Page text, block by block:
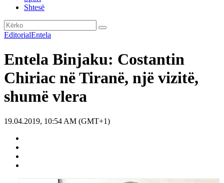
Shtesë
EditorialEntela
Entela Binjaku: Costantin
Chiriac në Tiranë, një vizitë,
shumë vlera
19.04.2019, 10:54 AM (GMT+1)